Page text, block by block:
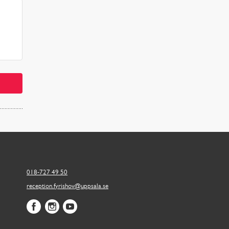
018-727 49 50
reception.fyrishov@uppsala.se